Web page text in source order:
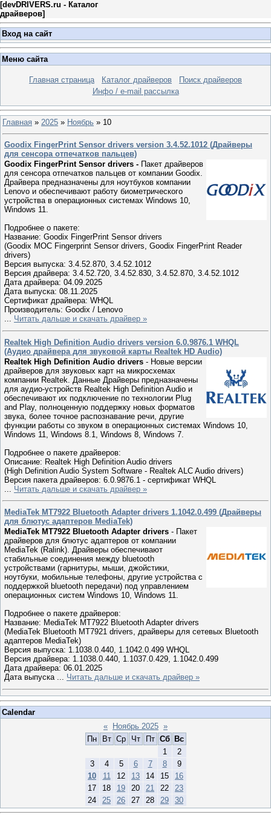
[devDRIVERS.ru - Каталог
драйверов]
Вход на сайт
Меню сайта
Главная страница Каталог драйверов
Поиск драйверов
Инфо / e-mail рассылка
Главная » 2025 » Ноябрь » 10
Goodix FingerPrint Sensor drivers version 3.4.52.1012 (Драйверы
для сенсора отпечатков пальцев)
Goodix FingerPrint Sensor drivers - Пакет драйверов
для сенсора отпечатков пальцев от компании Goodix.
Драйвера предназначены для ноутбуков компании
Lenovo и обеспечивают работу биометрического
устройства в операционных системах Windows 10,
Windows 11.
Подробнее о пакете:
Название: Goodix FingerPrint Sensor drivers
(Goodix MOC Fingerprint Sensor drivers, Goodix FingerPrint Reader
drivers)
Версия выпуска: 3.4.52.870, 3.4.52.1012
Версия драйвера: 3.4.52.720, 3.4.52.830, 3.4.52.870, 3.4.52.1012
Дата драйвера: 04.09.2025
Дата выпуска: 08.11.2025
Сертификат драйвера: WHQL
Производитель: Goodix / Lenovo
... Читать дальше и скачать драйвер »
Realtek High Definition Audio drivers version 6.0.9876.1 WHQL
(Аудио драйвера для звуковой карты Realtek HD Audio)
Realtek High Definition Audio drivers - Новые версии
драйверов для звуковых карт на микросхемах
компании Realtek. Данные Драйверы предназначены
для аудио-устройств Realtek High Definition Audio и
обеспечивают их подключение по технологии Plug
and Play, полноценную поддержку новых форматов
звука, более точное распознавание речи, другие
функции работы со звуком в операционных системах Windows 10,
Windows 11, Windows 8.1, Windows 8, Windows 7.
Подробнее о пакете драйверов:
Описание: Realtek High Definition Audio drivers
(High Definition Audio System Software - Realtek ALC Audio drivers)
Версия пакета драйверов: 6.0.9876.1 - сертификат WHQL
Читать дальше и скачать драйвер »
MediaTek MT7922 Bluetooth Adapter drivers 1.1042.0.499 (Драйверы
для блютуc адаптеров MediaTek)
MediaTek MT7922 Bluetooth Adapter drivers - Пакет
драйверов для блютус адаптеров от компании
MediaTek (Ralink). Драйверы обеспечивают
стабильные соединения между bluetooth
устройствами (гарнитуры, мыши, джойстики,
ноутбуки, мобильные телефоны, другие устройства с
поддержкой bluetooth передачи) под управлением
операционных систем Windows 10, Windows 11.
Подробнее о пакете драйверов:
Название: MediaTek MT7922 Bluetooth Adapter drivers
(MediaTek Bluetooth MT7921 drivers, драйверы для сетевых Bluetooth
адаптеров MediaTek)
Версия выпуска: 1.1038.0.440, 1.1042.0.499 WHQL
Версия драйвера: 1.1038.0.440, 1.1037.0.429, 1.1042.0.499
Дата драйвера: 06.01.2025
Дата выпуска
Читать дальше и скачать драйвер »
Calendar
« Ноябрь 2025 »
Пн
Вт Ср Чт Пт Сб Вс
1
2
3
4 5 6 7 8
9
10
11 12 13 14 15
16
17
18 19 20 21 22
23
24
25 26 27 28 29 30